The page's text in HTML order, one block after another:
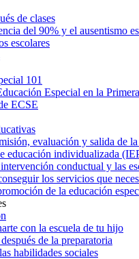
de clases
del 90% y el ausentismo
escolares
101
Especial en la
ECSE
evaluación y salida de
educación individualizada
conductual y las
los servicios que
de la educación
con la escuela de tu hijo
de la preparatoria
habilidades sociales